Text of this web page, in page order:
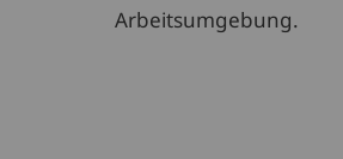
Arbeitsumgebung.